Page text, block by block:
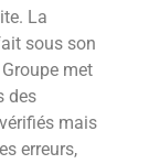
La
sous son
met
des
mais
erreurs,